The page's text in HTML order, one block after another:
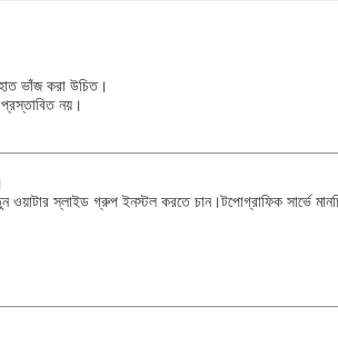
ভাঁজ করা উচিত।
নয়।
ওয়াটার স্লাইড গ্রুপ ইনস্টল করতে চান।টপোগ্রাফিক সার্ভে